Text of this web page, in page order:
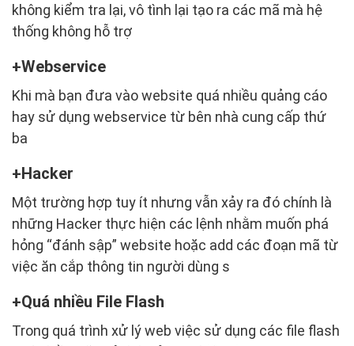
không kiểm tra lại, vô tình lại tạo ra các mã mà hệ
thống không hỗ trợ
Webservice
Khi mà bạn đưa vào website quá nhiều quảng cáo
hay sử dụng webservice từ bên nhà cung cấp thứ
ba
Hacker
Một trường hợp tuy ít nhưng vẫn xảy ra đó chính là
những Hacker thực hiện các lệnh nhằm muốn phá
hỏng “đánh sập” website hoặc add các đoạn mã từ
việc ăn cắp thông tin người dùng s
Quá nhiều File Flash
Trong quá trình xử lý web việc sử dụng các file flash